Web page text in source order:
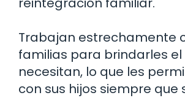
Trabajan estrechamente
familias para brindarles
necesitan, lo que les
con sus hijos siempre que